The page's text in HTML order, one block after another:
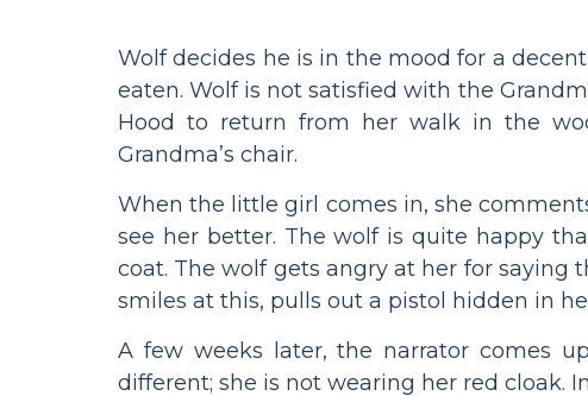
Wolf decides he is in the mood for a
eaten. Wolf is not satisfied with the
Hood to return from her walk in the
Grandma’s chair.
When the little girl comes in, she
see her better. The wolf is quite happy
coat. The wolf gets angry at her for saying
smiles at this, pulls out a pistol hidden in
A few weeks later, the narrator comes
different; she is not wearing her red cloak.